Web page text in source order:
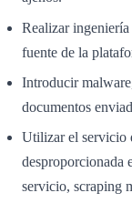
Realizar
fuente de la
Introducir
documentos
Utilizar el servicio
desproporcionada
servicio, scraping